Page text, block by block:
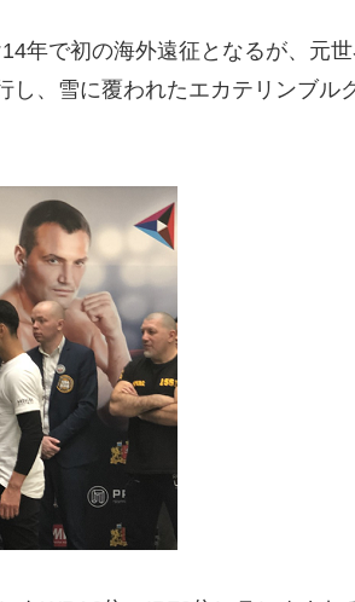
年で初の海外遠征となるが、元
、雪に覆われたエカテリンブル